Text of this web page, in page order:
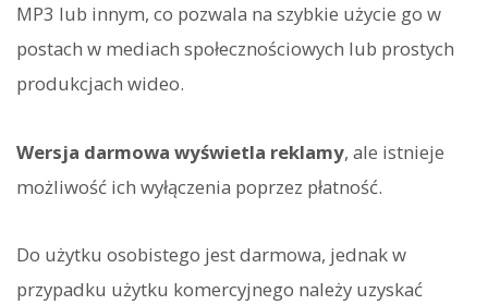
MP3 lub innym, co pozwala na szybkie użycie go w
postach w mediach społecznościowych lub prostych
produkcjach wideo.
Wersja darmowa wyświetla reklamy, ale istnieje
możliwość ich wyłączenia poprzez płatność.
Do użytku osobistego jest darmowa, jednak w
przypadku użytku komercyjnego należy uzyskać